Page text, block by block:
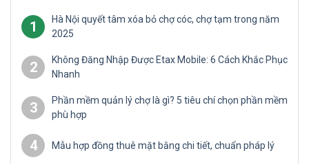
1
Hà Nội quyết tâm xóa bỏ chợ cóc, chợ tạm trong năm
2025
2
Không Đăng Nhập Được Etax Mobile: 6 Cách Khắc Phục
Nhanh
3
Phần mềm quản lý chợ là gì? 5 tiêu chí chọn phần mềm
phù hợp
4 Mẫu hợp đồng thuê mặt bằng chi tiết, chuẩn pháp lý